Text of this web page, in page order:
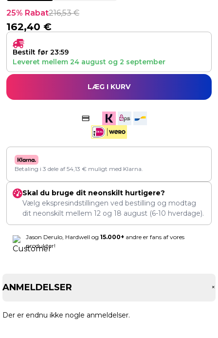
25% Rabat216,53€
162,40 €
Bestilt før 23:59
Leveret mellem 24 august og 2 september
LÆG I KURV
Betaling i 3 dele af 54,13 € muligt med Klarna.
Skal du bruge dit neonskilt hurtigere?
Vælg ekspresindstillingen ved bestilling og modtag
dit neonskilt mellem 12 og 18 august (6-10 hverdage).
Jason Derulo, Hardwell og 15.000+ andre er fans af vores
produkter!
ANMELDELSER +
Der er endnu ikke nogle anmeldelser.